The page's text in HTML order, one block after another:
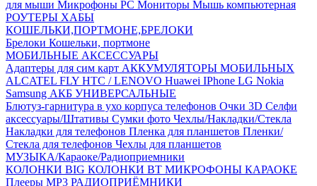
для мыши Микрофоны PC Мониторы Мышь компьютерная
РОУТЕРЫ ХАБЫ
КОШЕЛЬКИ,ПОРТМОНЕ,БРЕЛОКИ
Брелоки Кошельки, портмоне
МОБИЛЬНЫЕ АКСЕССУАРЫ
Адаптеры для сим карт АККУМУЛЯТОРЫ МОБИЛЬНЫХ
ALCATEL FLY HTC / LENOVO Huawei IPhone LG Nokia
Samsung АКБ УНИВЕРСАЛЬНЫЕ
Блютуз-гарнитура в ухо корпуса телефонов Очки 3D Селфи
аксессуары/Штативы Сумки фото Чехлы/Накладки/Стекла
Накладки для телефонов Пленка для планшетов Пленки/
Стекла для телефонов Чехлы для планшетов
МУЗЫКА/Караоке/Радиоприемники
КОЛОНКИ BIG КОЛОНКИ BT МИКРОФОНЫ КАРАОКЕ
Плееры MP3 РАДИОПРИЁМНИКИ